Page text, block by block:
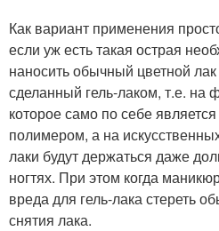
Как вариант применения
если уж есть такая острая
наносить обычный цветной
сделанный гель-лаком, т.е. на
которое само по себе
полимером, а на
лаки будут держаться даже
ногтях. При этом когда
вреда для гель-лака стереть
снятия лака.